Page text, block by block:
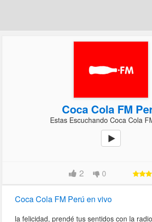
Coca Cola FM
Estas Escuchando Coca Cola
2 0
Coca Cola FM Perú en vivo
la felicidad, prendé tus sentidos con la